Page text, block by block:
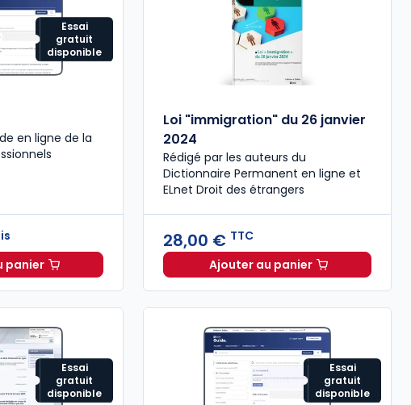
Essai
gratuit
disponible
en ligne de la
panierPaie à 82,66 € HT/mois
Loi "immigration" du 26 janvier
2024
Rédigé par les auteurs du
Dictionnaire Permanent en ligne et
ELnet Droit des étrangers
28,00 € TTC
Ajouter au panierLoi "immigration" du 26
Essai
gratuit
disponible
Essai
gratuit
disponible